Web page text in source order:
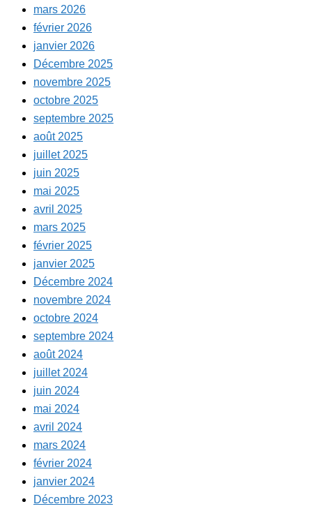
mars 2026
février 2026
janvier 2026
Décembre 2025
novembre 2025
octobre 2025
septembre 2025
août 2025
juillet 2025
juin 2025
mai 2025
avril 2025
mars 2025
février 2025
janvier 2025
Décembre 2024
novembre 2024
octobre 2024
septembre 2024
août 2024
juillet 2024
juin 2024
mai 2024
avril 2024
mars 2024
février 2024
janvier 2024
Décembre 2023